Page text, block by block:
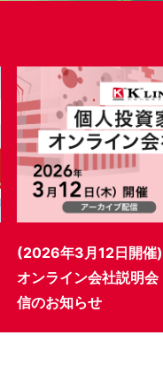
(2026年3月3日開催)
WEB会社説明会 アー
知らせ